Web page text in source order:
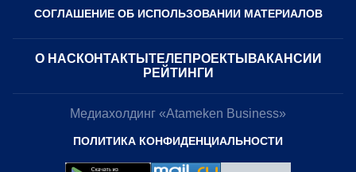
СОГЛАШЕНИЕ ОБ ИСПОЛЬЗОВАНИИ МАТЕРИАЛОВ
О НАС КОНТАКТЫ ТЕЛЕПРОЕКТЫ ВАКАНСИИ
РЕЙТИНГИ
Медиахолдинг «Atameken Business»
ПОЛИТИКА КОНФИДЕНЦИАЛЬНОСТИ